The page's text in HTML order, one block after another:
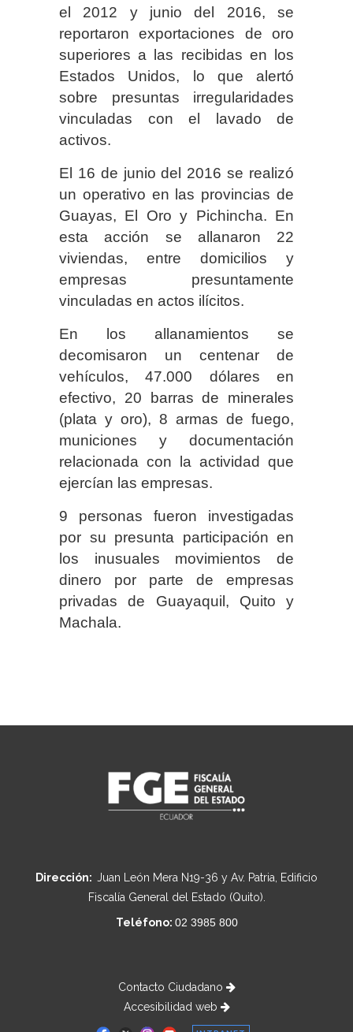
el 2012 y junio del 2016, se
reportaron exportaciones de oro
superiores a las recibidas en los
Estados Unidos, lo que alertó
sobre presuntas irregularidades
vinculadas con el lavado de
activos.
El 16 de junio del 2016 se realizó
un operativo en las provincias de
Guayas, El Oro y Pichincha. En
esta acción se allanaron 22
viviendas, entre domicilios y
empresas presuntamente
vinculadas en actos ilícitos.
En los allanamientos se
decomisaron un centenar de
vehículos, 47.000 dólares en
efectivo, 20 barras de minerales
(plata y oro), 8 armas de fuego,
municiones y documentación
relacionada con la actividad que
ejercían las empresas.
9 personas fueron investigadas
por su presunta participación en
los inusuales movimientos de
dinero por parte de empresas
privadas de Guayaquil, Quito y
Machala.
Dirección: Juan León Mera N19-36 y Av. Patria, Edificio
Fiscalía General del Estado (Quito).
Teléfono: 02 3985 800
Contacto Ciudadano
Accesibilidad web